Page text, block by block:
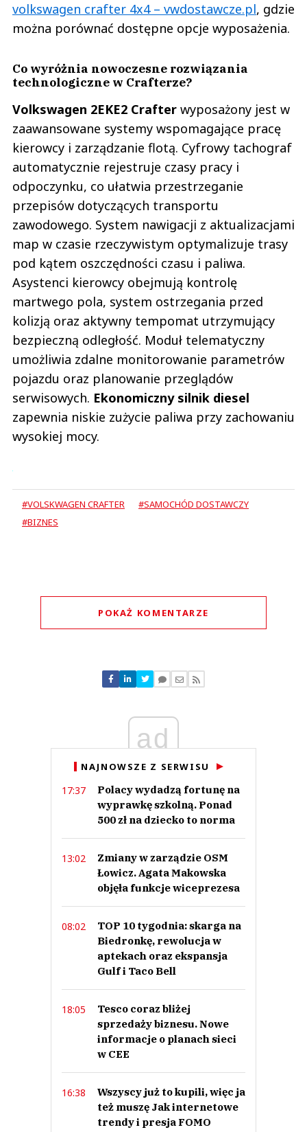
volkswagen crafter 4x4 – vwdostawcze.pl, gdzie
można porównać dostępne opcje wyposażenia.
Co wyróżnia nowoczesne rozwiązania
technologiczne w Crafterze?
Volkswagen 2EKE2 Crafter wyposażony jest w
zaawansowane systemy wspomagające pracę
kierowcy i zarządzanie flotą. Cyfrowy tachograf
automatycznie rejestruje czasy pracy i
odpoczynku, co ułatwia przestrzeganie
przepisów dotyczących transportu
zawodowego. System nawigacji z aktualizacjami
map w czasie rzeczywistym optymalizuje trasy
pod kątem oszczędności czasu i paliwa.
Asystenci kierowcy obejmują kontrolę
martwego pola, system ostrzegania przed
kolizją oraz aktywny tempomat utrzymujący
bezpieczną odległość. Moduł telematyczny
umożliwia zdalne monitorowanie parametrów
pojazdu oraz planowanie przeglądów
serwisowych. Ekonomiczny silnik diesel
zapewnia niskie zużycie paliwa przy zachowaniu
wysokiej mocy.
#VOLSKWAGEN CRAFTER
#SAMOCHÓD DOSTAWCZY
#BIZNES
POKAŻ KOMENTARZE
Nie znaleziono komentarzy
Zostaw swoje komentarze
Anuluj
ad
NAJNOWSZE Z SERWISU
17:37
Polacy wydadzą fortunę na
wyprawkę szkolną. Ponad
500 zł na dziecko to norma
13:02
Zmiany w zarządzie OSM
Łowicz. Agata Makowska
objęła funkcje wiceprezesa
08:02
TOP 10 tygodnia: skarga na
Biedronkę, rewolucja w
aptekach oraz ekspansja
Gulf i Taco Bell
18:05
Tesco coraz bliżej
sprzedaży biznesu. Nowe
informacje o planach sieci
w CEE
16:38
Wszyscy już to kupili, więc ja
też muszę Jak internetowe
trendy i presja FOMO